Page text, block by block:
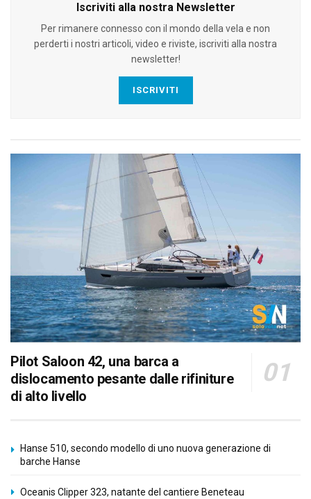
Iscriviti alla nostra Newsletter
Per rimanere connesso con il mondo della vela e non
perderti i nostri articoli, video e riviste, iscriviti alla nostra
newsletter!
ISCRIVITI
Pilot Saloon 42, una barca a
dislocamento pesante dalle rifiniture
di alto livello
Hanse 510, secondo modello di uno nuova generazione di
barche Hanse
Oceanis Clipper 323, natante del cantiere Beneteau